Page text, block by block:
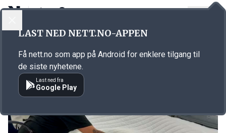
Emne: Wonderland
LAST NED NETT.NO-APPEN
Få nett.no som app på Android for enklere tilgang til
de siste nyhetene.
Last ned fra
Google Play